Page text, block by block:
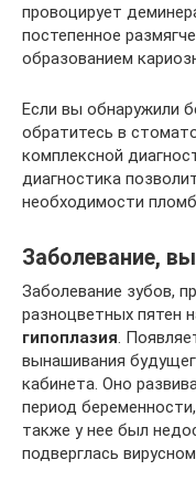
провоцирует
постепенное
образованием
Если вы обнаружили
обратитесь в
комплексной
диагностика
необходимости
Заболевание,
Заболевание зубов,
разноцветных пятен
гипоплазия.
вынашивания
кабинета. Оно
период
также у нее был
подверглась